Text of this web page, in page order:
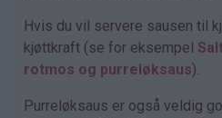
Hvis du vil servere sausen til
kjøttkraft (se for eksempel
rotmos og purreløksaus).
Purreløksaus er også veldig